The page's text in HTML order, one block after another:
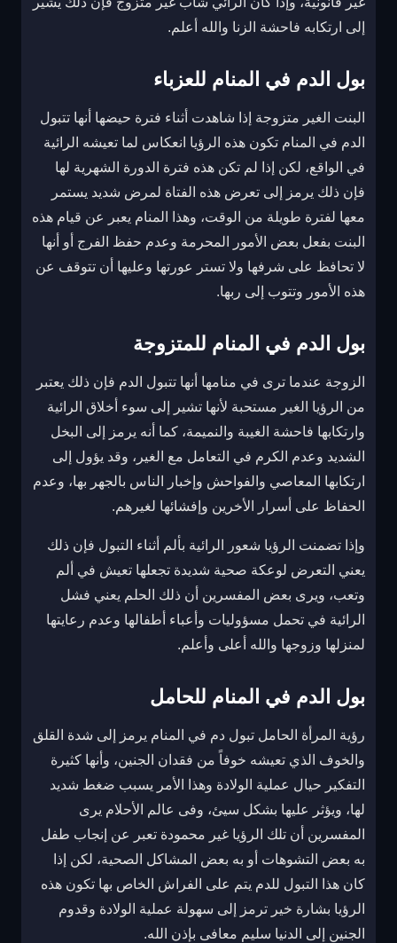
إلى ارتكابه فاحشة الزنا والله أعلم.
بول الدم في المنام للعزباء
البنت الغير متزوجة إذا شاهدت أثناء فترة حيضها أنها تتبول
الدم في المنام تكون هذه الرؤيا انعكاس لما تعيشه الرائية
في الواقع، لكن إذا لم تكن هذه فترة الدورة الشهرية لها
فإن ذلك يرمز إلى تعرض هذه الفتاة لمرض شديد يستمر
معها لفترة طويلة من الوقت، وهذا المنام يعبر عن قيام هذه
البنت بفعل بعض الأمور المحرمة وعدم حفظ الفرج أو أنها
لا تحافظ على شرفها ولا تستر عورتها وعليها أن تتوقف عن
هذه الأمور وتتوب إلى ربها.
بول الدم في المنام للمتزوجة
الزوجة عندما ترى في منامها أنها تتبول الدم فإن ذلك يعتبر
من الرؤيا الغير مستحبة لأنها تشير إلى سوء أخلاق الرائية
وارتكابها فاحشة الغيبة والنميمة، كما أنه يرمز إلى البخل
الشديد وعدم الكرم في التعامل مع الغير، وقد يؤول إلى
ارتكابها المعاصي والفواحش وإخبار الناس بالجهر بها، وعدم
الحفاظ على أسرار الأخرين وإفشائها لغيرهم.
وإذا تضمنت الرؤيا شعور الرائية بألم أثناء التبول فإن ذلك
يعني التعرض لوعكة صحية شديدة تجعلها تعيش في ألم
وتعب، ويرى بعض المفسرين أن ذلك الحلم يعني فشل
الرائية في تحمل مسؤوليات وأعباء أطفالها وعدم رعايتها
لمنزلها وزوجها والله أعلى وأعلم.
بول الدم في المنام للحامل
رؤية المرأة الحامل تبول دم في المنام يرمز إلى شدة القلق
والخوف الذي تعيشه خوفاً من فقدان الجنين، وأنها كثيرة
التفكير حيال عملية الولادة وهذا الأمر يسبب ضغط شديد
لها، ويؤثر عليها بشكل سيئ، وفى عالم الأحلام يرى
المفسرين أن تلك الرؤيا غير محمودة تعبر عن إنجاب طفل
به بعض التشوهات أو به بعض المشاكل الصحية، لكن إذا
كان هذا التبول للدم يتم على الفراش الخاص بها تكون هذه
الرؤيا بشارة خير ترمز إلى سهولة عملية الولادة وقدوم
الجنين إلى الدنيا سليم معافى بإذن الله.